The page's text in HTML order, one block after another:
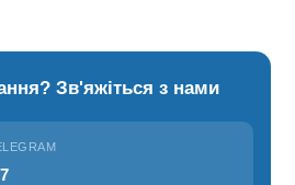
Зв'яжіться з нами